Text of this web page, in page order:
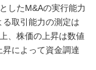
したM&Aの実行能力
取引能力の測定は
、株価の上昇は数値
によって資金調達